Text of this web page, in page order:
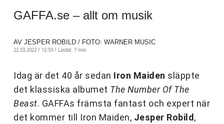
GAFFA.se – allt om musik
AV JESPER ROBILD / FOTO: WARNER MUSIC
22.03.2022 / 12:59 / Lästid: 7 min
Idag är det 40 år sedan Iron Maiden släppte
det klassiska albumet The Number Of The
Beast. GAFFAs främsta fantast och expert när
det kommer till Iron Maiden, Jesper Robild ,